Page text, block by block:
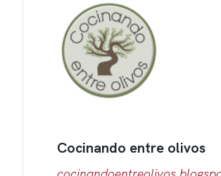
Cocinando entre olivos